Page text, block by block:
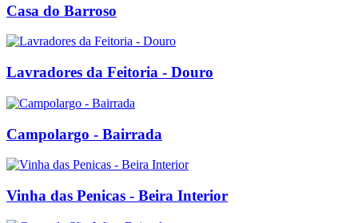
Casa do Barroso
Lavradores da Feitoria - Douro
Campolargo - Bairrada
Vinha das Penicas - Beira Interior